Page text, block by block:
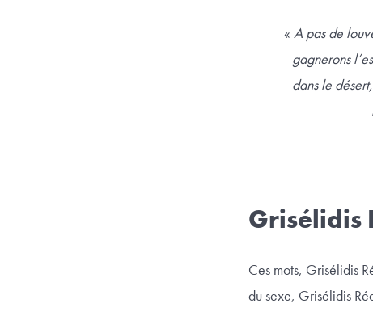
« A pas de
gagnerons
dans le
Grisélidis
Ces mots, Grisélidis
du sexe, Grisélidis